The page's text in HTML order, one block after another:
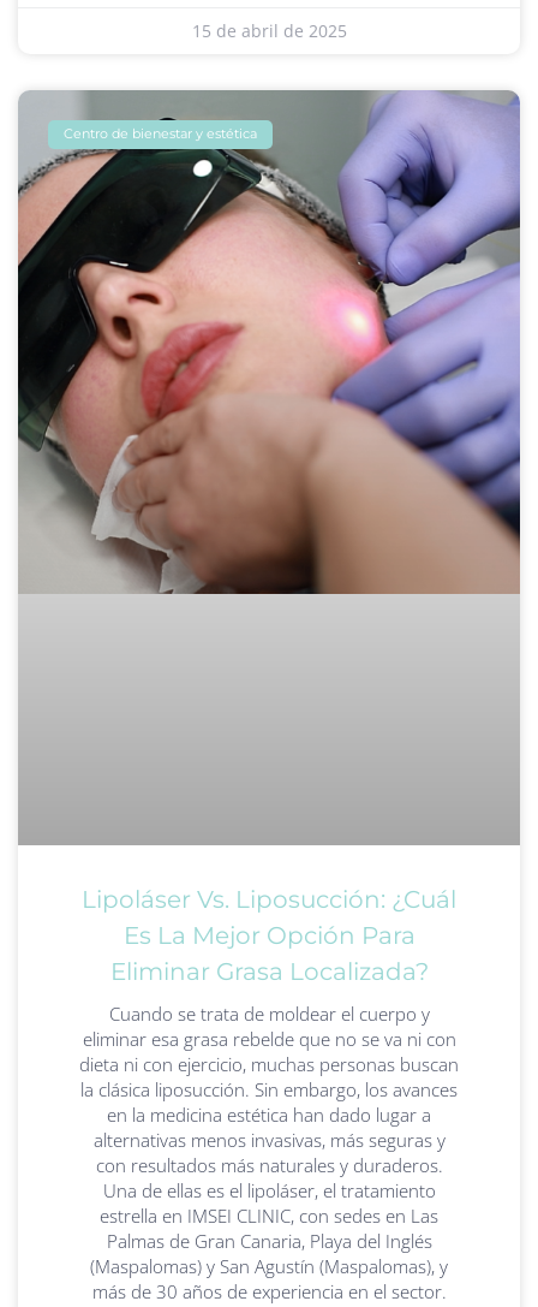
15 de abril de 2025
Centro de bienestar y estética
Lipoláser Vs. Liposucción: ¿Cuál
Es La Mejor Opción Para
Eliminar Grasa Localizada?
Cuando se trata de moldear el cuerpo y
eliminar esa grasa rebelde que no se va ni con
dieta ni con ejercicio, muchas personas buscan
la clásica liposucción. Sin embargo, los avances
en la medicina estética han dado lugar a
alternativas menos invasivas, más seguras y
con resultados más naturales y duraderos.
Una de ellas es el lipoláser, el tratamiento
estrella en IMSEI CLINIC, con sedes en Las
Palmas de Gran Canaria, Playa del Inglés
(Maspalomas) y San Agustín (Maspalomas), y
más de 30 años de experiencia en el sector.